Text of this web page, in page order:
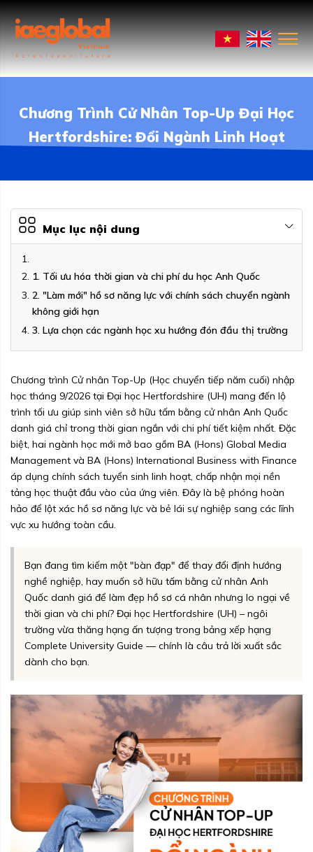
Chương Trình Cử Nhân Top-Up Đại Học
Hertfordshire: Đổi Ngành Linh Hoạt
Mục lục nội dung
1. Tối ưu hóa thời gian và chi phí du học Anh Quốc
2. "Làm mới" hồ sơ năng lực với chính sách chuyển ngành
không giới hạn
3. Lựa chọn các ngành học xu hướng đón đầu thị trường
Chương trình Cử nhân Top-Up (Học chuyển tiếp năm cuối) nhập
học tháng 9/2026 tại Đại học Hertfordshire (UH) mang đến lộ
trình tối ưu giúp sinh viên sở hữu tấm bằng cử nhân Anh Quốc
danh giá chỉ trong thời gian ngắn với chi phí tiết kiệm nhất. Đặc
biệt, hai ngành học mới mở bao gồm BA (Hons) Global Media
Management và BA (Hons) International Business with Finance
áp dụng chính sách tuyển sinh linh hoạt, chấp nhận mọi nền
tảng học thuật đầu vào của ứng viên. Đây là bệ phóng hoàn
hảo để lột xác hồ sơ năng lực và bẻ lái sự nghiệp sang các lĩnh
vực xu hướng toàn cầu.
Bạn đang tìm kiếm một "bàn đạp" để thay đổi định hướng
nghề nghiệp, hay muốn sở hữu tấm bằng cử nhân Anh
Quốc danh giá để làm đẹp hồ sơ cá nhân nhưng lo ngại về
thời gian và chi phí? Đại học Hertfordshire (UH) – ngôi
trường vừa thăng hạng ấn tượng trong bảng xếp hạng
Complete University Guide — chính là câu trả lời xuất sắc
dành cho bạn.